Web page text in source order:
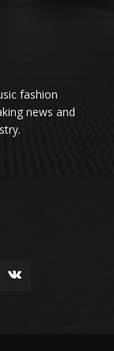
fashion
news and